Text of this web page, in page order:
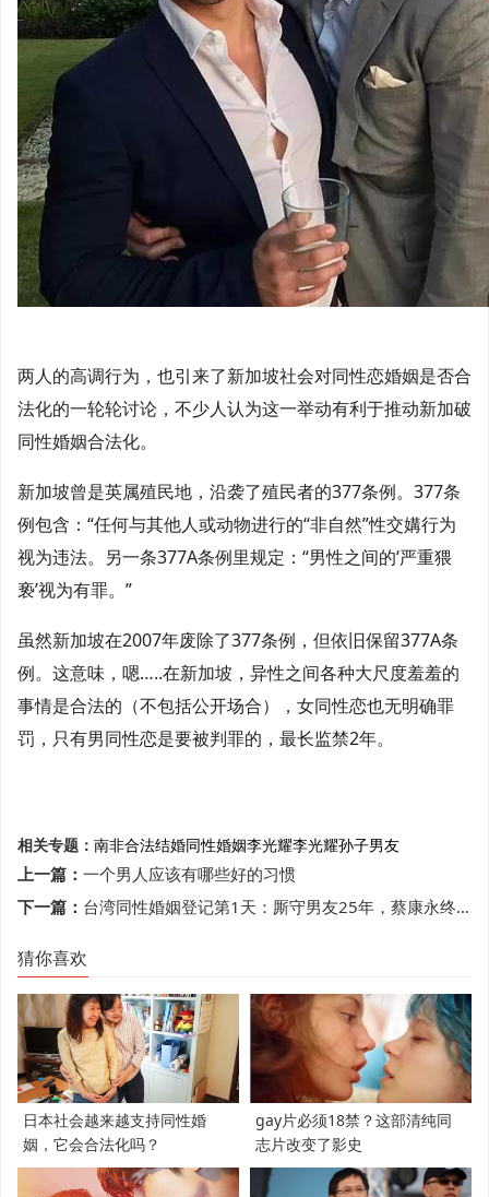
两人的高调行为，也引来了新加坡社会对同性恋婚姻是否合
法化的一轮轮讨论，不少人认为这一举动有利于推动新加破
同性婚姻合法化。
新加坡曾是英属殖民地，沿袭了殖民者的377条例。377条
例包含：“任何与其他人或动物进行的“非自然”性交媾行为
视为违法。另一条377A条例里规定：“男性之间的‘严重猥
亵’视为有罪。”
虽然新加坡在2007年废除了377条例，但依旧保留377A条
例。这意味，嗯…..在新加坡，异性之间各种大尺度羞羞的
事情是合法的（不包括公开场合），女同性恋也无明确罪
罚，只有男同性恋是要被判罪的，最长监禁2年。
相关专题： 南非合法结婚同性婚姻李光耀李光耀孙子男友
上一篇： 一个男人应该有哪些好的习惯
下一篇： 台湾同性婚姻登记第1天：厮守男友25年，蔡康永终于不再孤军奋战
猜你喜欢
日本社会越来越支持同性婚
姻，它会合法化吗？
gay片必须18禁？这部清纯同
志片改变了影史